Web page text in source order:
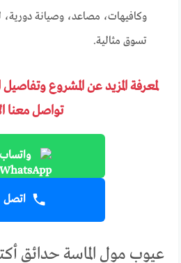
وكافيهات، مصاعد، وصيانة دورية،
تسوق مثالية.
لمعرفة المزيد عن المشروع
تواصل معنا
واتساب
اتصل
عيوب مول الماسة حدائق